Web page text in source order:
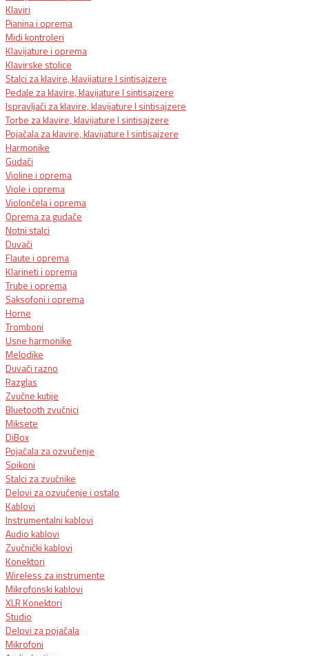
Klaviri
Pianina i oprema
Midi kontroleri
Klavijature i oprema
Klavirske stolice
Stalci za klavire, klavijature I sintisajzere
Pedale za klavire, klavijature I sintisajzere
Ispravljači za klavire, klavijature I sintisajzere
Torbe za klavire, klavijature I sintisajzere
Pojačala za klavire, klavijature I sintisajzere
Harmonike
Gudači
Violine i oprema
Viole i oprema
Violončela i oprema
Oprema za gudače
Notni stalci
Duvači
Flaute i oprema
Klarineti i oprema
Trube i oprema
Saksofoni i oprema
Horne
Tromboni
Usne harmonike
Melodike
Duvači razno
Razglas
Zvučne kutije
Bluetooth zvučnici
Miksete
DiBox
Pojačala za ozvučenje
Spikoni
Stalci za zvučnike
Delovi za ozvučenje i ostalo
Kablovi
Instrumentalni kablovi
Audio kablovi
Zvučnički kablovi
Konektori
Wireless za instrumente
Mikrofonski kablovi
XLR Konektori
Studio
Delovi za pojačala
Mikrofoni